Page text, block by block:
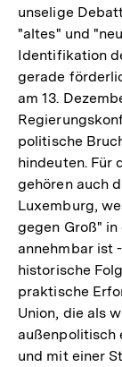
unselige
"altes" und
Identifikation
gerade
am 13.
politische
hindeuten. Für
gehören auch
Luxemburg,
gegen Groß"
annehmbar ist
historische
praktische
Union, die als
außenpolitisch
und mit einer